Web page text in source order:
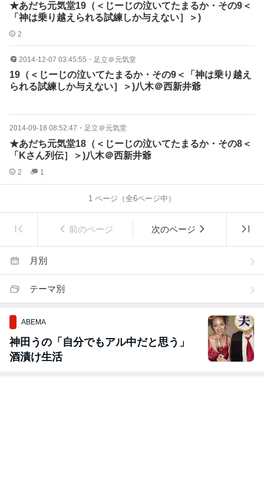
★あだち元気堂19（＜じーじの泣いてたまるか・その9＜
「神は乗り越えられる試練しか与えない］＞)
2
2014-12-07 03:45:55 ・ 足立＠元気堂
19（＜じーじの泣いてたまるか・その9＜「神は乗り越え
られる試練しか与えない］＞)八木＠西新井爺
2014-09-18 08:52:47 ・ 足立＠元気堂
★あだち元気堂18（＜じーじの泣いてたまるか・その8＜
「Kさん列伝］＞)八木＠西新井爺
2 1
1 ページ（全6ページ中）
前のページ 次のページ
月別
テーマ別
ABEMA
神田うの「自分でもアル中だと思う」
酒漬け生活